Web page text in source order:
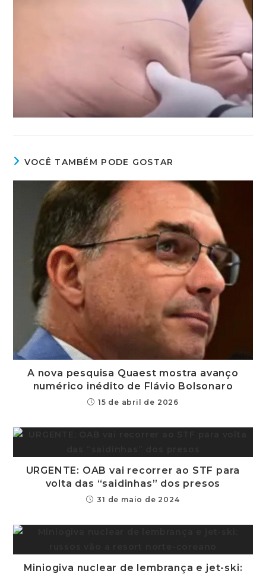
VOCÊ TAMBÉM PODE GOSTAR
A nova pesquisa Quaest mostra avanço
numérico inédito de Flávio Bolsonaro
15 de abril de 2026
URGENTE: OAB vai recorrer ao STF para
volta das “saidinhas” dos presos
31 de maio de 2024
Miniogiva nuclear de lembrança e jet-ski: